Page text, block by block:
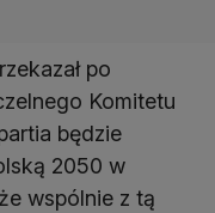
po
Komitetu
będzie
2050 w
wspólnie z tą